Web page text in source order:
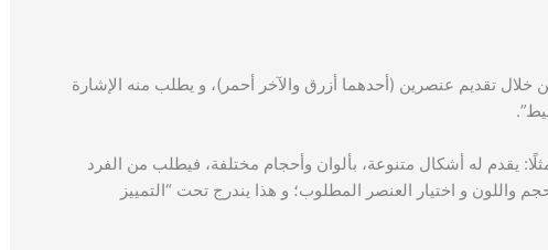
خلال تقديم عنصرين (أحدهما أزرق والآخر أحمر)، و يطلب منه الإشارة
يقدم له أشكال متنوعة، بألوان وأحجام مختلفة، فيطلب من الفرد
واللون و اختيار العنصر المطلوب؛ و هذا يندرج تحت “التمييز